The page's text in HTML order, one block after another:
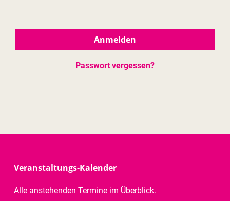
Anmelden
Passwort vergessen?
Veranstaltungs-Kalender
Alle anstehenden Termine im Überblick.